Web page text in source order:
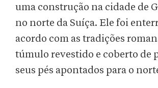
uma construção na cidade de
no norte da Suíça. Ele foi
acordo com as tradições
túmulo revestido e coberto de
seus pés apontados para o